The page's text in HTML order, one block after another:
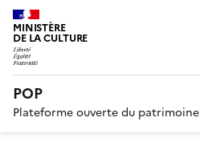
MINISTÈRE
DE LA CULTURE
POP
Plateforme ouverte du patrimoine